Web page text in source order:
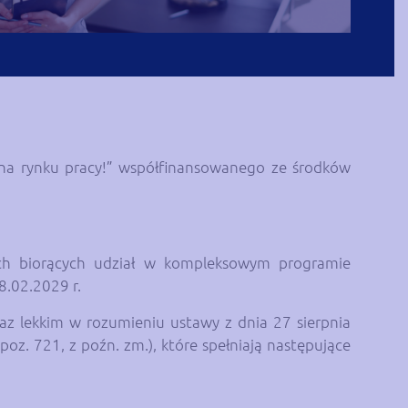
rynku pracy!” współfinansowanego ze środków
biorących udział w kompleksowym programie
r.
lekkim w rozumieniu ustawy z dnia 27 sierpnia
721, z poźn. zm.), które spełniają następujące